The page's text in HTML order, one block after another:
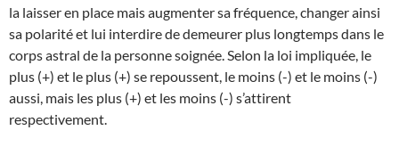
la laisser en place mais augmenter sa fréquence, changer ainsi
sa polarité et lui interdire de demeurer plus longtemps dans le
corps astral de la personne soignée. Selon la loi impliquée, le
plus (+) et le plus (+) se repoussent, le moins (-) et le moins (-)
aussi, mais les plus (+) et les moins (-) s’attirent
respectivement.